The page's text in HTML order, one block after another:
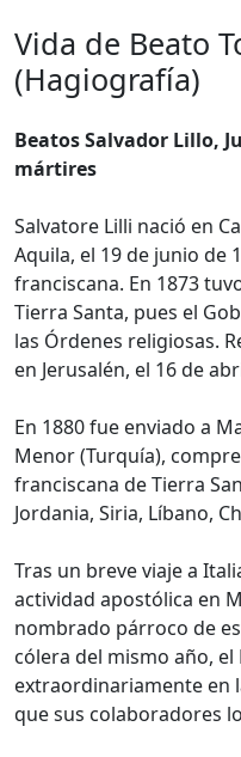
Vida de Beato
(Hagiografía)
Beatos Salvador Lillo,
mártires
Salvatore Lilli nació en
Aquila, el 19 de junio de
franciscana. En 1873
Tierra Santa, pues el
las Órdenes religiosas.
en Jerusalén, el 16 de
En 1880 fue enviado a
Menor (Turquía),
franciscana de Tierra
Jordania, Siria, Líbano,
Tras un breve viaje a
actividad apostólica en
nombrado párroco de
cólera del mismo año, el
extraordinariamente en
que sus colaboradores